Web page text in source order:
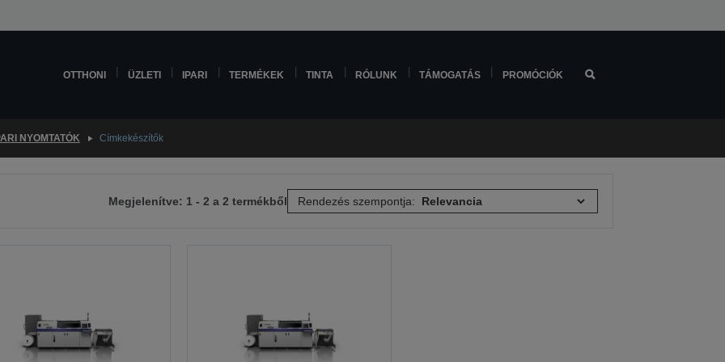
OTTHONI ÜZLETI IPARI TERMÉKEK TINTA RÓLUNK TÁMOGATÁS PROMÓCIÓK
NYOMTATÓK Címkekészítők
Megjelenítve: 1 - 2 a 2 termékből Rendezés szempontja: